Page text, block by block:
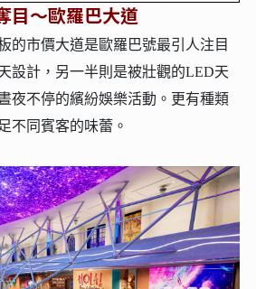
目～歐羅巴大道
的市價大道是歐羅巴號最引人注目
設計，另一半則是被壯觀的LED天
夜不停的繽紛娛樂活動。更有種類
不同賓客的味蕾。